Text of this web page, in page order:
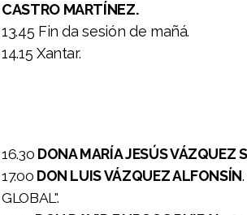
CASTRO MARTÍNEZ.
13.45 Fin da sesión de mañá.
14.15 Xantar.
16.30 DONA MARÍA JESÚS VÁZQUEZ
17.00 DON LUIS VÁZQUEZ ALFONSÍN
GLOBAL".
IN.XURGA Violencia de
discapacidade 2024